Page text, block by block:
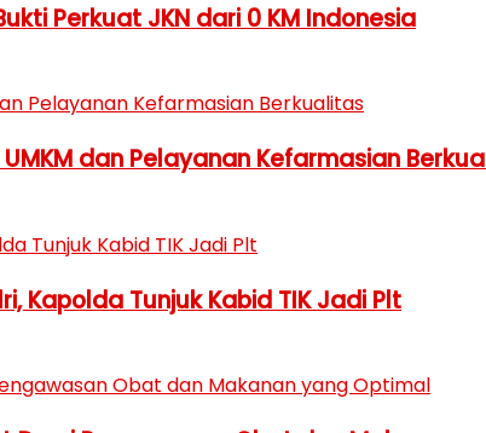
Perkuat JKN dari 0 KM Indonesia
dan Pelayanan Kefarmasian
Kapolda Tunjuk Kabid TIK Jadi Plt